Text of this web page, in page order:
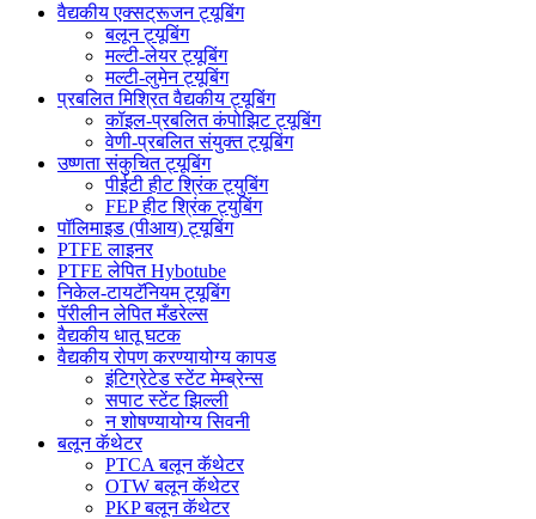
वैद्यकीय एक्सट्रूजन ट्यूबिंग
बलून ट्यूबिंग
मल्टी-लेयर ट्यूबिंग
मल्टी-लुमेन ट्यूबिंग
प्रबलित मिश्रित वैद्यकीय ट्यूबिंग
कॉइल-प्रबलित कंपोझिट ट्यूबिंग
वेणी-प्रबलित संयुक्त ट्यूबिंग
उष्णता संकुचित ट्यूबिंग
पीईटी हीट श्रिंक ट्युबिंग
FEP हीट श्रिंक ट्युबिंग
पॉलिमाइड (पीआय) ट्यूबिंग
PTFE लाइनर
PTFE लेपित Hybotube
निकेल-टायटॅनियम ट्यूबिंग
पॅरीलीन लेपित मँडरेल्स
वैद्यकीय धातू घटक
वैद्यकीय रोपण करण्यायोग्य कापड
इंटिग्रेटेड स्टेंट मेम्ब्रेन्स
सपाट स्टेंट झिल्ली
न शोषण्यायोग्य सिवनी
बलून कॅथेटर
PTCA बलून कॅथेटर
OTW बलून कॅथेटर
PKP बलून कॅथेटर